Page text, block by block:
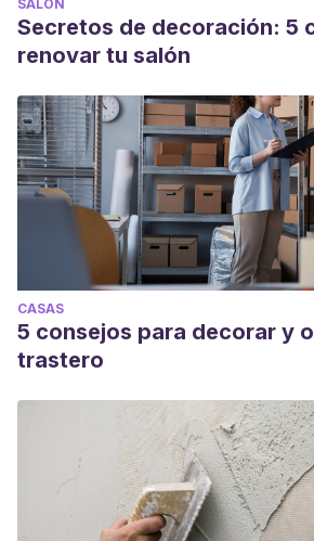
SALÓN
Secretos de decoración: 5
renovar tu salón
CASAS
5 consejos para decorar y
trastero